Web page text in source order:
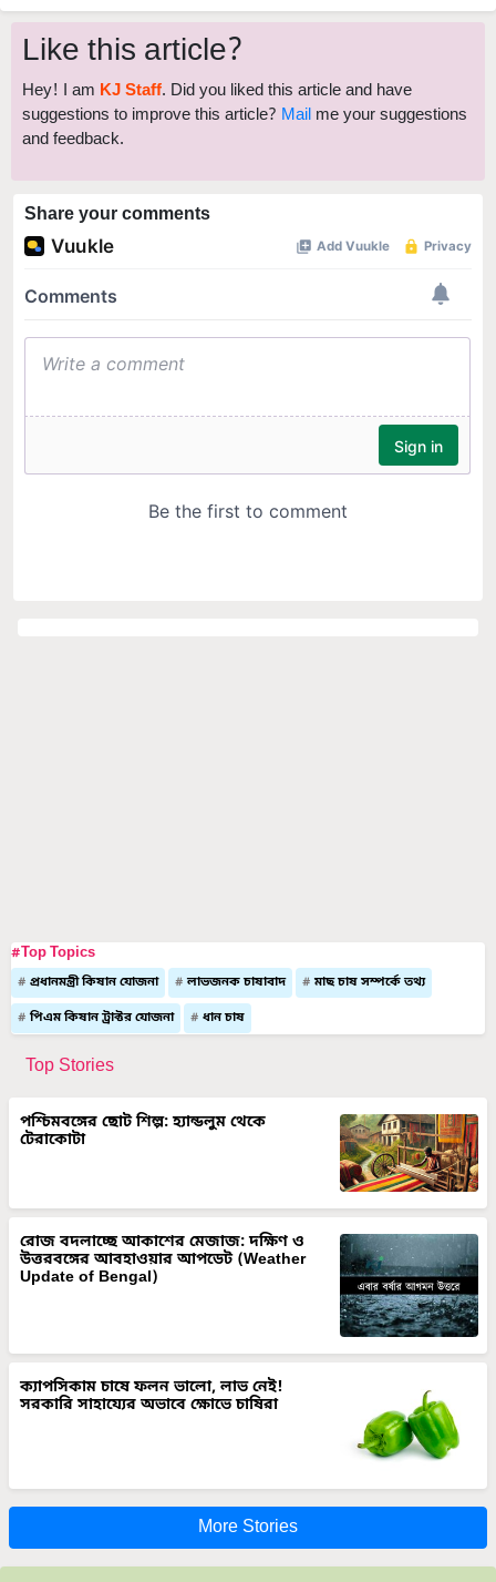
Like this article?
Hey! I am KJ Staff. Did you liked this article and have
suggestions to improve this article? Mail me your suggestions
and feedback.
Share your comments
#Top Topics
প্রধানমন্ত্রী কিষান যোজনা লাভজনক চাষাবাদ মাছ চাষ সম্পর্কে তথ্য
পিএম কিষান ট্রাক্টর যোজনা ধান চাষ
Top Stories
পশ্চিমবঙ্গের ছোট শিল্প: হ্যান্ডলুম থেকে
টেরাকোটা
রোজ বদলাচ্ছে আকাশের মেজাজ: দক্ষিণ ও
উত্তরবঙ্গের আবহাওয়ার আপডেট (Weather
Update of Bengal)
ক্যাপসিকাম চাষে ফলন ভালো, লাভ নেই!
সরকারি সাহায্যের অভাবে ক্ষোভে চাষিরা
More Stories